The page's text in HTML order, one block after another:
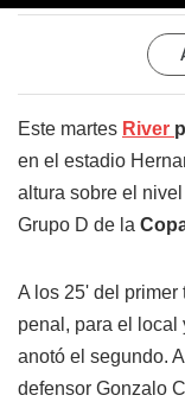
Este martes River
en el estadio
altura sobre el
Grupo D de la
A los 25' del primer
penal, para el local
anotó el segundo.
defensor Gonzalo